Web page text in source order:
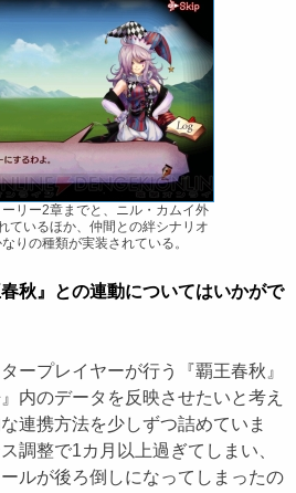
リー2章までと、ニル・カムイ外
ているほか、仲間との絆シナリオ
りの種類が実装されている。
秋』との連動についてはいかがで
ープレイヤーが行う『覇王春秋』
内のデータを反映させたいと考え
連携方法を少しずつ詰めていま
調整で1カ月以上過ぎてしまい、
ルが後ろ倒しになってしまったの